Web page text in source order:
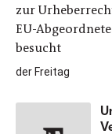
zur
EU-
besucht
der Freitag